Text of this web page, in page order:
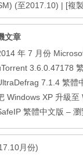
(至2017.10) | [複
文章
年 7 月份
3.6.0.47178
7.1.4 繁體中
Windows XP 升級至
繁體中文版 – 瀏
月份)